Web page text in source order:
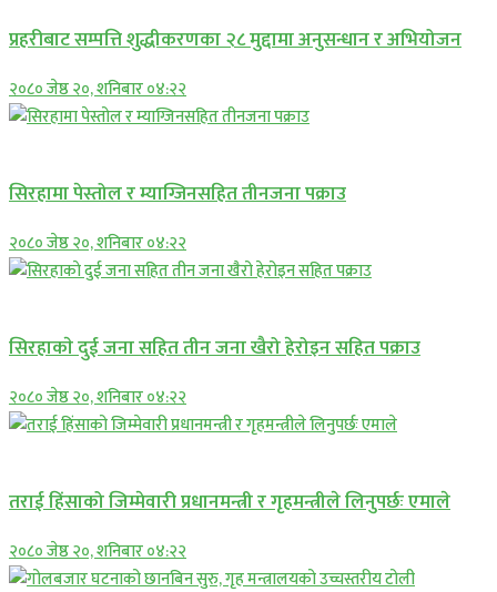
प्रहरीबाट सम्पत्ति शुद्धीकरणका २८ मुद्दामा अनुसन्धान र अभियोजन
२०८० जेष्ठ २०, शनिबार ०४:२२
सिरहामा पेस्तोल र म्याग्जिनसहित तीनजना पक्राउ
२०८० जेष्ठ २०, शनिबार ०४:२२
सिरहाकाे दुई जना सहित तीन जना खैरो हेरोइन सहित पक्राउ
२०८० जेष्ठ २०, शनिबार ०४:२२
तराई हिंसाको जिम्मेवारी प्रधानमन्त्री र गृहमन्त्रीले लिनुपर्छः एमाले
२०८० जेष्ठ २०, शनिबार ०४:२२